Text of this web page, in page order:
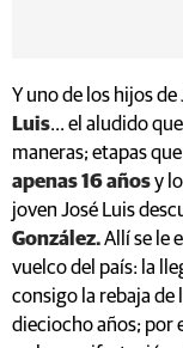
Y uno de los hijos
Luis... el aludido
maneras; etapas
apenas 16 añosy
joven José Luis
González.Allí se le
vuelco del país: la
consigo la rebaja de
dieciocho años; por